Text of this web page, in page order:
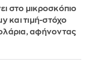
στο μικροσκόπιο
και τιμή-στόχο
αφήνοντας